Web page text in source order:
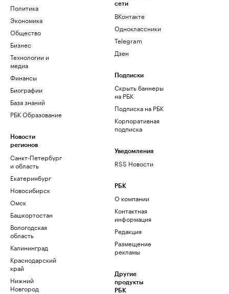
Политика
Экономика
Общество
Бизнес
Технологии и
медиа
Финансы
Биографии
База знаний
РБК Образование
Новости
регионов
Санкт-Петербург
и область
Екатеринбург
Новосибирск
Омск
Башкортостан
Вологодская
область
Калининград
Краснодарский
край
Нижний
Новгород
сети
ВКонтакте
Одноклассники
Telegram
Дзен
Подписки
Скрыть баннеры
на РБК
Подписка на РБК
Корпоративная
подписка
Уведомления
RSS Новости
РБК
О компании
Контактная
информация
Редакция
Размещение
рекламы
Другие
продукты
РБК